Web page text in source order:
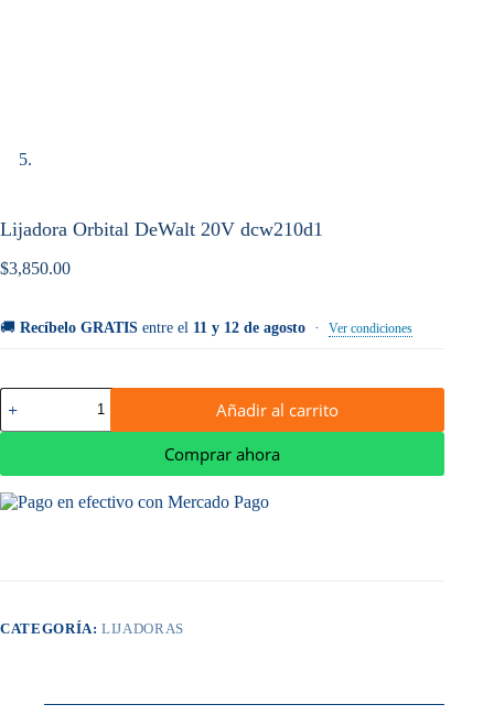
Lijadora Orbital DeWalt 20V dcw210d1
$3,850.00
🚚 Recíbelo GRATIS entre el 11 y 12 de agosto · Ver condiciones
Lijadora
Orbital
DeWalt
dcw210d1
cantidad
Añadir al carrito
Comprar ahora
CATEGORÍA:LIJADORAS